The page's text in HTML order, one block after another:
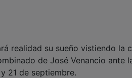
realidad su sueño vistiendo la
de José Venancio ante
21 de septiembre.